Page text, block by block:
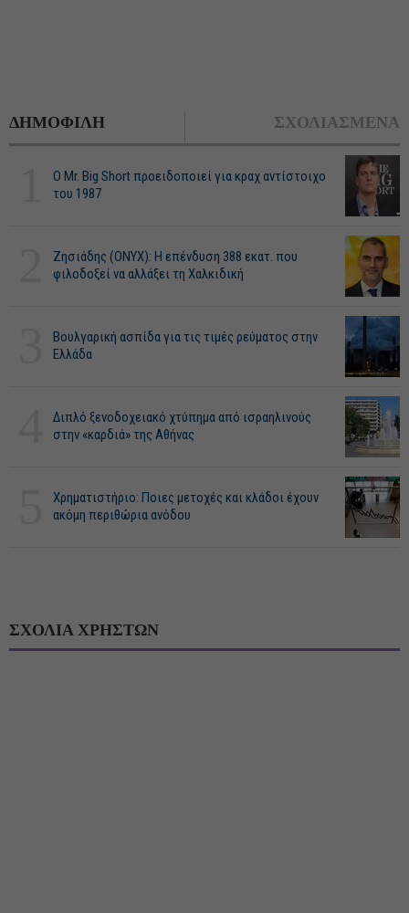
ΔΗΜΟΦΙΛΗ ΣΧΟΛΙΑΣΜΕΝΑ
O Mr. Big Short προειδοποιεί για κραχ αντίστοιχο
του 1987
Ζησιάδης (ONYX): Η επένδυση 388 εκατ. που
φιλοδοξεί να αλλάξει τη Χαλκιδική
Βουλγαρική ασπίδα για τις τιμές ρεύματος στην
Ελλάδα
Διπλό ξενοδοχειακό χτύπημα από ισραηλινούς
στην «καρδιά» της Αθήνας
Χρηματιστήριο: Ποιες μετοχές και κλάδοι έχουν
ακόμη περιθώρια ανόδου
ΣΧΟΛΙΑ ΧΡΗΣΤΩΝ